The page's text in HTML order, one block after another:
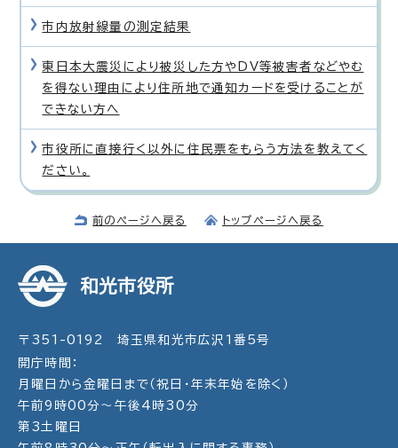
市内放射線量の測定結果
東日本大震災により被災した方やDV等被害者などやむ
を得ない理由により住所地で通知カードを受けることが
できない方へ
市役所に直接行く以外に住民票をもらう方法を教えてく
ださい。
前のページへ戻る トップページへ戻る
和光市役所
〒351-0192 埼玉県和光市広沢1番5号
開庁時間：
月曜日から金曜日まで（祝日・年末年始を除く）
午前9時00分～午後4時30分
第3土曜日